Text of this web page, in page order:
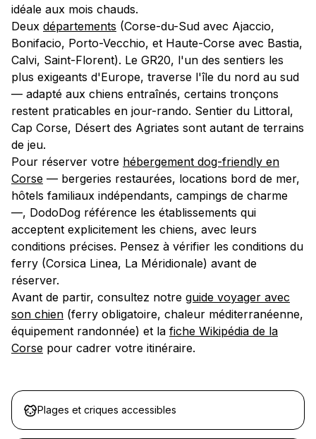
idéale aux mois chauds.
Deux départements (Corse-du-Sud avec Ajaccio,
Bonifacio, Porto-Vecchio, et Haute-Corse avec Bastia,
Calvi, Saint-Florent). Le GR20, l'un des sentiers les
plus exigeants d'Europe, traverse l'île du nord au sud
— adapté aux chiens entraînés, certains tronçons
restent praticables en jour-rando. Sentier du Littoral,
Cap Corse, Désert des Agriates sont autant de terrains
de jeu.
Pour réserver votre hébergement dog-friendly en
Corse — bergeries restaurées, locations bord de mer,
hôtels familiaux indépendants, campings de charme
—, DodoDog référence les établissements qui
acceptent explicitement les chiens, avec leurs
conditions précises. Pensez à vérifier les conditions du
ferry (Corsica Linea, La Méridionale) avant de
réserver.
Avant de partir, consultez notre guide voyager avec
son chien (ferry obligatoire, chaleur méditerranéenne,
équipement randonnée) et la fiche Wikipédia de la
Corse pour cadrer votre itinéraire.
Plages et criques accessibles